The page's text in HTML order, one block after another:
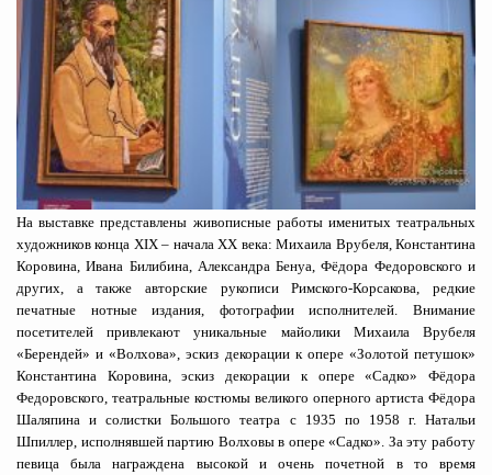
На выставке представлены живописные работы именитых театральных
художников конца XIX – начала XX века: Михаила Врубеля, Константина
Коровина, Ивана Билибина, Александра Бенуа, Фёдора Федоровского и
других, а также авторские рукописи Римского-Корсакова, редкие
печатные нотные издания, фотографии исполнителей. Внимание
посетителей привлекают уникальные майолики Михаила Врубеля
«Берендей» и «Волхова», эскиз декорации к опере «Золотой петушок»
Константина Коровина, эскиз декорации к опере «Садко» Фёдора
Федоровского, театральные костюмы великого оперного артиста Фёдора
Шаляпина и солистки Большого театра с 1935 по 1958 г. Натальи
Шпиллер, исполнявшей партию Волховы в опере «Садко». За эту работу
певица была награждена высокой и очень почетной в то время